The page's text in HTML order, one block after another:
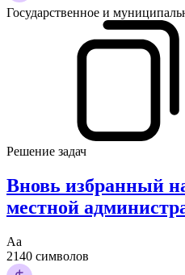
Государственное и
Решение задач
Вновь избранный
местной
Аа
2140 символов